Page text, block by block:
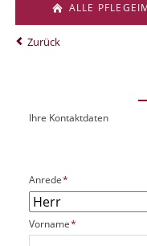
ALLE
Zurück
O
k
P
UIhre Kontaktdaten
P
f
l
i
c
Anrede*
P
f
Vorname*